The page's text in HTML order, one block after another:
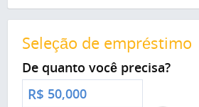
Seleção de empréstimo
De quanto você precisa?
R$